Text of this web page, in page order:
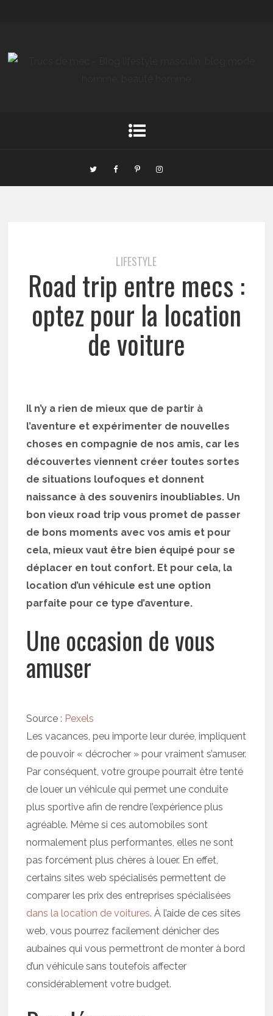
LIFESTYLE
Road trip entre mecs :
optez pour la location
de voiture
Il n’y a rien de mieux que de partir à
l’aventure et expérimenter de nouvelles
choses en compagnie de nos amis, car les
découvertes viennent créer toutes sortes
de situations loufoques et donnent
naissance à des souvenirs inoubliables. Un
bon vieux road trip vous promet de passer
de bons moments avec vos amis et pour
cela, mieux vaut être bien équipé pour se
déplacer en tout confort. Et pour cela, la
location d’un véhicule est une option
parfaite pour ce type d’aventure.
Une occasion de vous
amuser
Source : Pexels
Les vacances, peu importe leur durée, impliquent
de pouvoir « décrocher » pour vraiment s’amuser.
Par conséquent, votre groupe pourrait être tenté
de louer un véhicule qui permet une conduite
plus sportive afin de rendre l’expérience plus
agréable. Même si ces automobiles sont
normalement plus performantes, elles ne sont
pas forcément plus chères à louer. En effet,
certains sites web spécialisés permettent de
comparer les prix des entreprises spécialisées
dans la location de voitures. À l’aide de ces sites
web, vous pourrez facilement dénicher des
aubaines qui vous permettront de monter à bord
d’un véhicule sans toutefois affecter
considérablement votre budget.